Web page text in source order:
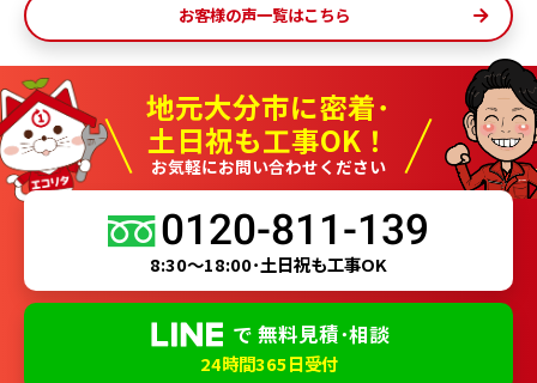
お客様の声一覧はこちら
地元大分市に密着･
土日祝も工事OK！
お気軽にお問い合わせください
0120-811-139
8:30～18:00･土日祝も工事OK
で 無料見積･相談
24時間365日受付